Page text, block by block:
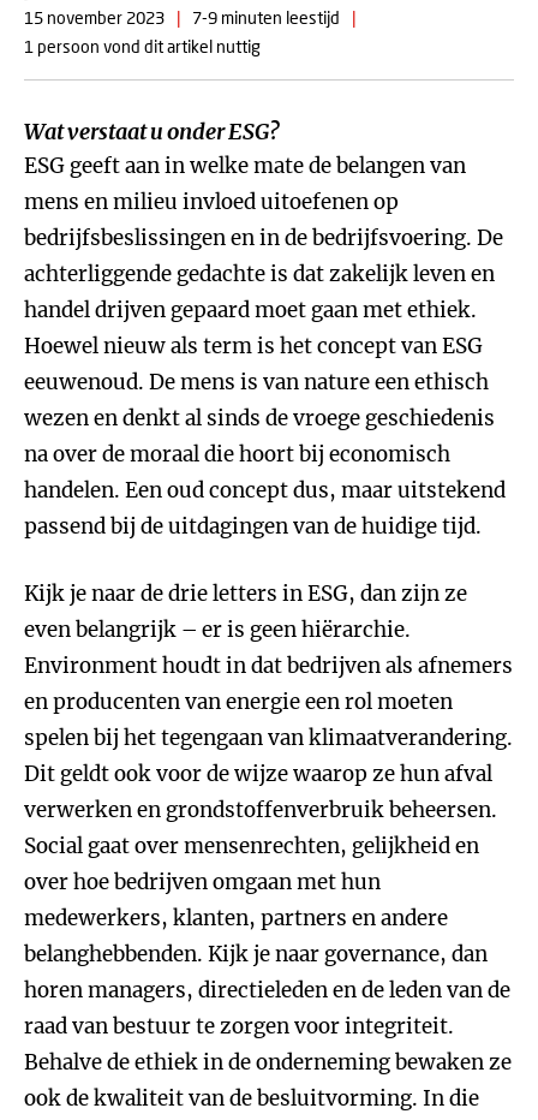
15 november 2023
| 7-9 minuten leestijd
|
1 persoon vond dit artikel nuttig
Wat verstaat u onder ESG?
ESG geeft aan in welke mate de belangen van
mens en milieu invloed uitoefenen op
bedrijfsbeslissingen en in de bedrijfsvoering. De
achterliggende gedachte is dat zakelijk leven en
handel drijven gepaard moet gaan met ethiek.
Hoewel nieuw als term is het concept van ESG
eeuwenoud. De mens is van nature een ethisch
wezen en denkt al sinds de vroege geschiedenis
na over de moraal die hoort bij economisch
handelen. Een oud concept dus, maar uitstekend
passend bij de uitdagingen van de huidige tijd.
Kijk je naar de drie letters in ESG, dan zijn ze
even belangrijk – er is geen hiërarchie.
Environment houdt in dat bedrijven als afnemers
en producenten van energie een rol moeten
spelen bij het tegengaan van klimaatverandering.
Dit geldt ook voor de wijze waarop ze hun afval
verwerken en grondstoffenverbruik beheersen.
Social gaat over mensenrechten, gelijkheid en
over hoe bedrijven omgaan met hun
medewerkers, klanten, partners en andere
belanghebbenden. Kijk je naar governance, dan
horen managers, directieleden en de leden van de
raad van bestuur te zorgen voor integriteit.
Behalve de ethiek in de onderneming bewaken ze
ook de kwaliteit van de besluitvorming. In die